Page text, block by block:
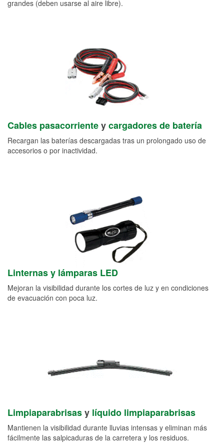
grandes (deben usarse al aire libre).
Cables pasacorrienteycargadores de batería
Recargan las baterías descargadas tras un prolongado uso de
accesorios o por inactividad.
Linternas y lámparas LED
Mejoran la visibilidad durante los cortes de luz y en condiciones
de evacuación con poca luz.
Limpiaparabrisasy líquido limpiaparabrisas
Mantienen la visibilidad durante lluvias intensas y eliminan más
fácilmente las salpicaduras de la carretera y los residuos.